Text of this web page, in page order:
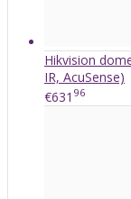
Hikvision
IR, AcuSense)
€631 96